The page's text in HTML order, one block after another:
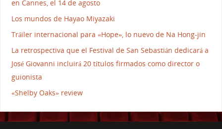
en Cannes, el 14 de agosto
Los mundos de Hayao Miyazaki
Tráiler internacional para «Hope», lo nuevo de Na Hong-jin
La retrospectiva que el Festival de San Sebastián dedicará a
José Giovanni incluirá 20 títulos firmados como director o
guionista
«Shelby Oaks» review